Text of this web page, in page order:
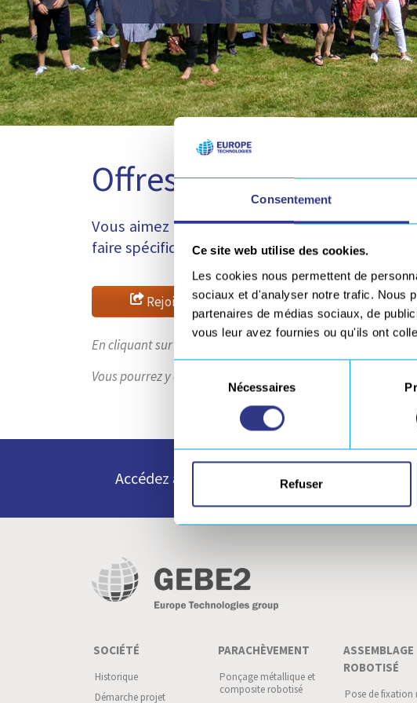
Consentement
Ce site web utilise des cookies.
Les cookies nous permettent de
sociaux et d'analyser notre trafic. Nous
partenaires de médias sociaux, de
vous leur avez fournies ou qu'ils ont
consentement
Nécessaires
Refuser
Offres d’emploi et
Vous aimez relever des défis et avez envie
faire spécifiques et uniques !?
Rejoignez le groupe Europe Technologies !
En cliquant sur le bouton ci-dessus, vous allez être redirigé
Vous pourrez y consulter les offres d’emploi des différentes
Accédez à toutes nos ressources en
SOCIÉTÉ
Historique
Démarche projet
PARACHÈVEMENT
Ponçage métallique et
composite robotisé
ASSEMBLAGE
ROBOTISÉ
Pose de fixation